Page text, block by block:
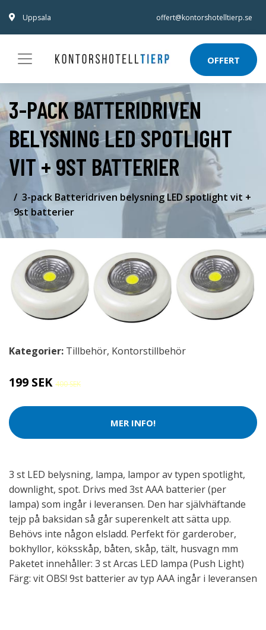
Uppsala offert@kontorshotelltierp.se
OFFERT
3-PACK BATTERIDRIVEN
BELYSNING LED SPOTLIGHT
VIT + 9ST BATTERIER
3-pack Batteridriven belysning LED spotlight vit +
9st batterier
Kategorier: Tillbehör, Kontorstillbehör
199 SEK 400 SEK
MER INFO!
3 st LED belysning, lampa, lampor av typen spotlight,
downlight, spot. Drivs med 3st AAA batterier (per
lampa) som ingår i leveransen. Den har självhäftande
tejp på baksidan så går superenkelt att sätta upp.
Behövs inte någon elsladd. Perfekt för garderober,
bokhyllor, köksskåp, båten, skåp, tält, husvagn mm
Paketet innehåller: 3 st Arcas LED lampa (Push Light)
Färg: vit OBS! 9st batterier av typ AAA ingår i leveransen